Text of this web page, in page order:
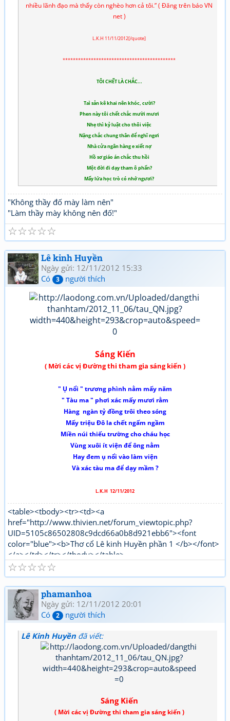
nhiều lãnh đạo mà thấy còn nghèo hơn cả tôi.” ( Đăng trên báo VN
net )
L.K.H 11/11/2012[/quote]
********************************************
TÔI CHẾT LÀ CHẮC...
Taì sản kê khai nên khóc, cười?
Phen này tôi chết chắc mười mươi
Nhẹ thì kỷ luật cho thôi việc
Nặng chắc chung thân để nghĩ ngơi
Nhà cửa ngân hàng e xiết nợ
Hồ sơ giáo án chắc thu hồi
Một đời đi dạy tham ô phấn?
Mấy lứa học trò có nhớ ngươi?
"Không thầy đố mày làm nên"
"Làm thầy mày không nên đố!"
☆
☆
☆
☆
☆
Lê kinh Huyền
Ngày gửi: 12/11/2012 15:33
Có
3 người thích
Sáng Kiến
( Mời các vị Đường thi tham gia sáng kiến )
" Ụ nổi " tr­ương phình nằm mấy năm
" Tàu ma " phơi xác mấy m­ươi rằm
Hàng ngàn tỷ đồng trôi theo sóng
Mấy triệu Đô la chết ngấm ngầm
Miền núi thiếu tr­ường cho cháu học
Vùng xuôi ít viện để ông nằm
Hay đem ụ nổi vào làm viện
Và xác tàu ma để dạy mầm ?
L.K.H 12/11/2012
<table><tbody><tr><td><a
href="http://www.thivien.net/forum_viewtopic.php?
UID=5105c86502808c9dcd66a0b8d921ebb6"><font
color="blue"><b>Thơ cổ Lê kinh Huyền phần 1 </b></font>
</a></td></tr></tbody></table>
"http://www.thivien.net/forum_viewtopic.php?
UID=bkDYrcuJOSk9GouaL4BqFQ"><font color="red">
<b>Thơ mới Lê kinh Huyền phần 1</b></font></a></td>
</tr></tbody></table>[/html]
☆
☆
☆
☆
☆
phamanhoa
Ngày gửi: 12/11/2012 20:01
Có
2 người thích
Lê Kinh Huyền đã viết:
Sáng Kiến
( Mời các vị Đường thi tham gia sáng kiến )